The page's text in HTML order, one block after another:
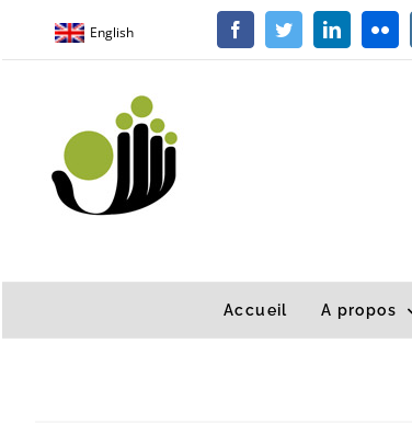
English FacebookTwitterLinkedInFlickr
Accueil A propos